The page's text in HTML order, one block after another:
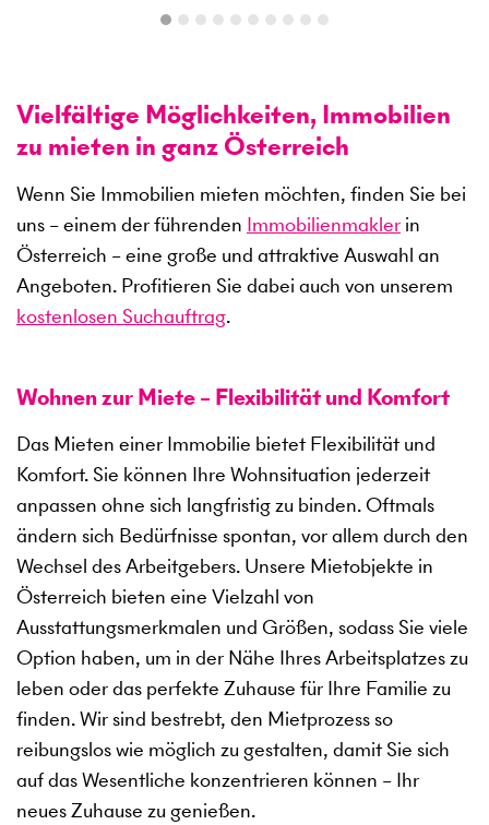
Vielfältige Möglichkeiten, Immobilien
zu mieten in ganz Österreich
Wenn Sie Immobilien mieten möchten, finden Sie bei
uns – einem der führenden Immobilienmakler in
Österreich – eine große und attraktive Auswahl an
Angeboten. Profitieren Sie dabei auch von unserem
kostenlosen Suchauftrag.
Wohnen zur Miete – Flexibilität und Komfort
Das Mieten einer Immobilie bietet Flexibilität und
Komfort. Sie können Ihre Wohnsituation jederzeit
anpassen ohne sich langfristig zu binden. Oftmals
ändern sich Bedürfnisse spontan, vor allem durch den
Wechsel des Arbeitgebers. Unsere Mietobjekte in
Österreich bieten eine Vielzahl von
Ausstattungsmerkmalen und Größen, sodass Sie viele
Option haben, um in der Nähe Ihres Arbeitsplatzes zu
leben oder das perfekte Zuhause für Ihre Familie zu
finden. Wir sind bestrebt, den Mietprozess so
reibungslos wie möglich zu gestalten, damit Sie sich
auf das Wesentliche konzentrieren können – Ihr
neues Zuhause zu genießen.